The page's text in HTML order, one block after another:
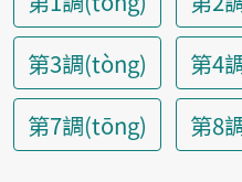
第3調(tòng)
第4
第7調(tōng)
第8